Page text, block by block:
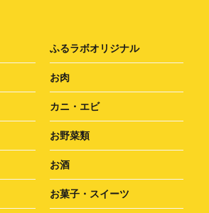
ふるラボオリジナル
お肉
カニ・エビ
お野菜類
お酒
お菓子・スイーツ